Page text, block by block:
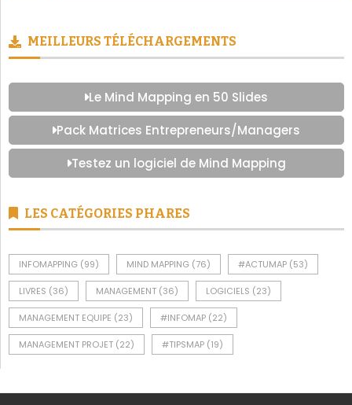
MEILLEURS TÉLÉCHARGEMENTS
Le Mind Mapping en 50 Slides
Pack Matrices Entrepreneurs/Managers
Testez un logiciel de Mind Mapping
LES CATÉGORIES PHARES
INFOMAPPING (99) MIND MAPPING (76) #ACTUMAP (53)
LIVRES (36) MANAGEMENT (36) LOGICIELS (23)
MANAGEMENT EQUIPE (23) #INFOMAP (22)
MANAGEMENT PROJET (22) #TIPSMAP (19)